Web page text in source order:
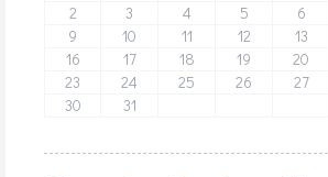
2
3 4 5 6
9
10 11 12 13
16
17 18 19 20
23
24 25 26 27
30
31